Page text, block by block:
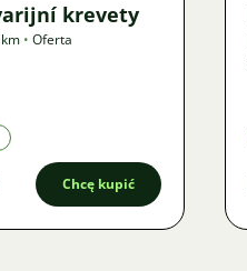
krevety
• Oferta
Chcę kupić